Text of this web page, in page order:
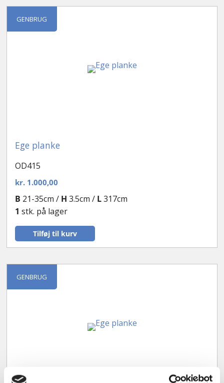
GENBRUG
Ege planke
OD415
kr.1.000,00
Tilføj til kurv
B 21-35cm / H 3.5cm / L317cm
1 stk. på lager
GENBRUG